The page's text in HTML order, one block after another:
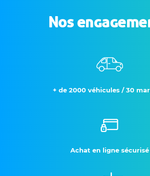
Nos
+ de 2000 véhicules / 30
Achat en ligne sécurisé